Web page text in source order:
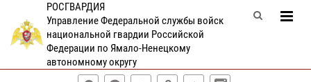
РОСГВАРДИЯ
Управление Федеральной службы войск
национальной гвардии Российской
Федерации по Ямало-Ненецкому
автономному округу